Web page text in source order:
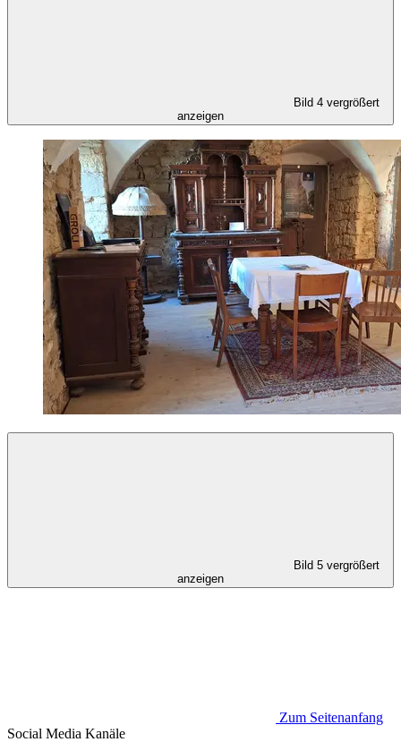
Bild 4 vergrößert
anzeigen
Bild 5 vergrößert
anzeigen
Zum Seitenanfang
Social Media Kanäle